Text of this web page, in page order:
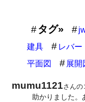
タグ»
建具
レバー
平面図
展開
mumu1121さんの
助かりました。